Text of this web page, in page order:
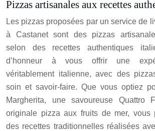
Pizzas artisanales aux recettes
Les pizzas proposées par un service de
à Castanet sont des pizzas
selon des recettes authentiques
d’honneur à vous offrir une
véritablement italienne, avec des
soin et savoir-faire. Que vous optiez
Margherita, une savoureuse Quattro
originale pizza aux fruits de mer, vous
des recettes traditionnelles réalisées